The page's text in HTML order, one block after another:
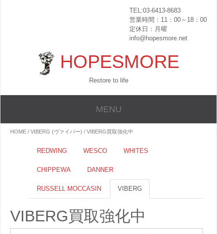
TEL:03-6413-8683
営業時間：11：00～18：00
定休日：月曜
info@hopesmore.net
HOPESMORE
Restore to life
MENU
HOME / VIBERG (ヴァイバー) / VIBERG買取強化中
REDWING WESCO WHITES
CHIPPEWA DANNER
RUSSELL MOCCASIN VIBERG
VIBERG買取強化中